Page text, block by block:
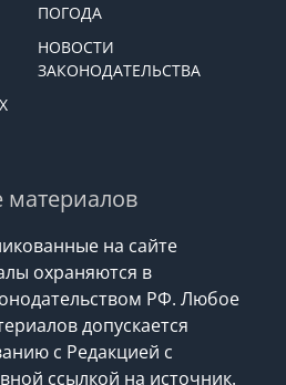
ПОГОДА
НОВОСТИ
ЗАКОНОДАТЕЛЬСТВА
материалов
на сайте
охраняются в
РФ. Любое
допускается
с Редакцией с
ссылкой на источник.